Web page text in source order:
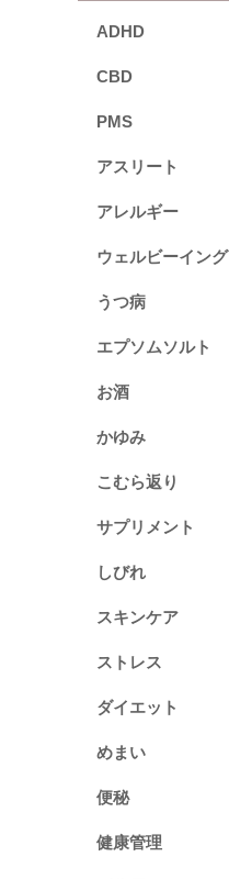
ADHD
CBD
PMS
アスリート
アレルギー
ウェルビーイング
うつ病
エプソムソルト
お酒
かゆみ
こむら返り
サプリメント
しびれ
スキンケア
ストレス
ダイエット
めまい
便秘
健康管理